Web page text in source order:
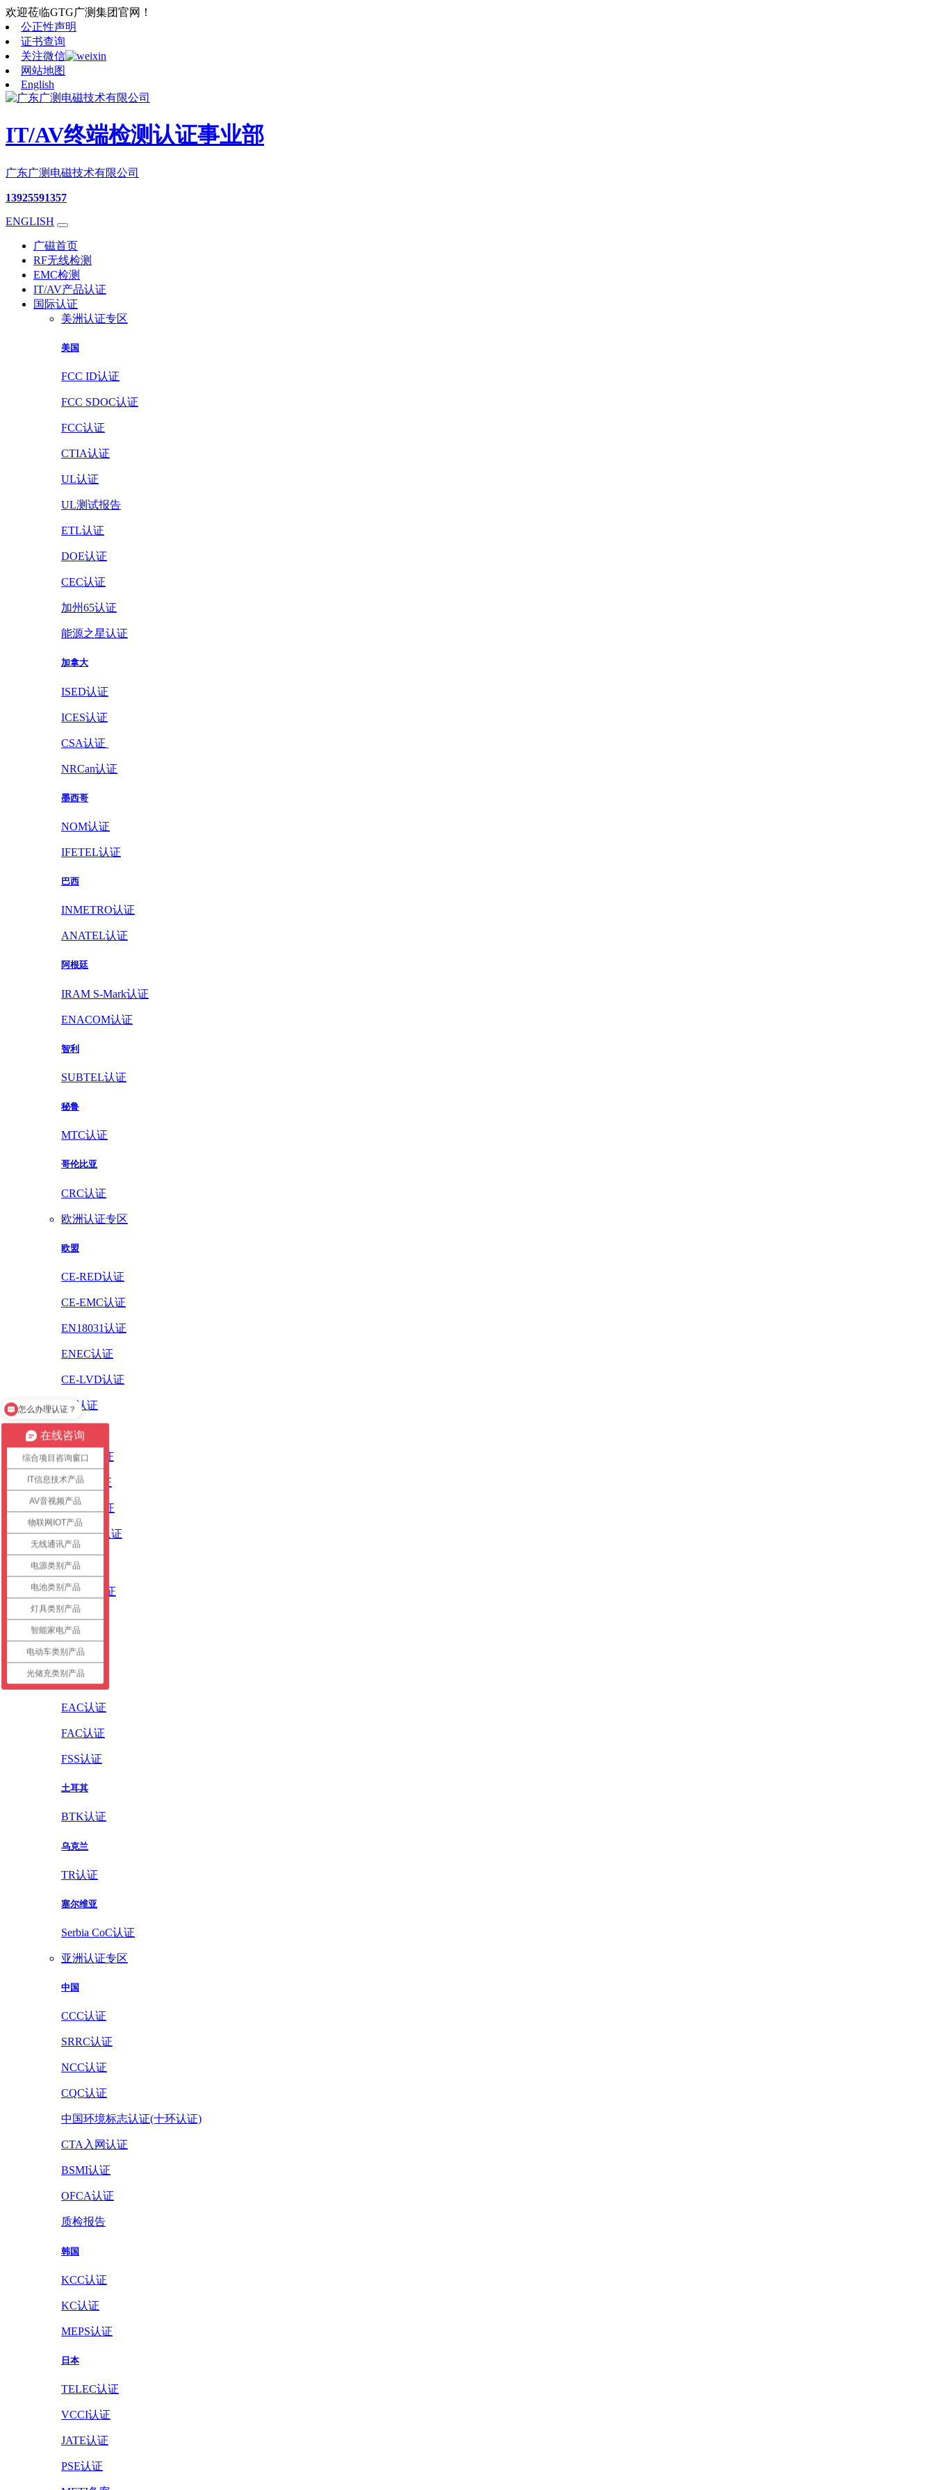
欢迎莅临GTG广测集团官网！
公正性声明
证书查询
关注微信
网站地图
English
IT/AV终端检测认证事业部
广东广测电磁技术有限公司
13925591357
ENGLISH
广磁首页
RF无线检测
EMC检测
IT/AV产品认证
国际认证
美洲认证专区
美国
FCC ID认证
FCC SDOC认证
FCC认证
CTIA认证
UL认证
UL测试报告
ETL认证
DOE认证
CEC认证
加州65认证
能源之星认证
加拿大
ISED认证
ICES认证
CSA认证
NRCan认证
墨西哥
NOM认证
IFETEL认证
巴西
INMETRO认证
ANATEL认证
阿根廷
IRAM S-Mark认证
ENACOM认证
智利
SUBTEL认证
秘鲁
MTC认证
哥伦比亚
CRC认证
欧洲认证专区
欧盟
CE-RED认证
CE-EMC认证
EN18031认证
ENEC认证
CE-LVD认证
CE认证
ErP认证
ROHS认证
PAHS认证
WEEE认证
REACH认证
英国
UKCA认证
德国
GS认证
俄罗斯
EAC认证
FAC认证
FSS认证
土耳其
BTK认证
乌克兰
TR认证
塞尔维亚
Serbia CoC认证
亚洲认证专区
中国
CCC认证
SRRC认证
NCC认证
CQC认证
中国环境标志认证(十环认证)
CTA入网认证
BSMI认证
OFCA认证
质检报告
韩国
KCC认证
KC认证
MEPS认证
日本
TELEC认证
VCCI认证
JATE认证
PSE认证
在线咨询
综合项目咨询窗口
IT信息技术产品
AV音视频产品
物联网IOT产品
无线通讯产品
电源类别产品
电池类别产品
灯具类别产品
智能家电产品
电动车类别产品
光储充类别产品
怎么办理认证？